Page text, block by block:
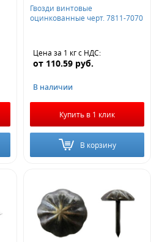
Гвозди винтовые
оцинкованные черт. 7811-7070
Цена за 1 кгс НДС:
от 110.59 руб.
В наличии
Купить в 1 клик
В корзину